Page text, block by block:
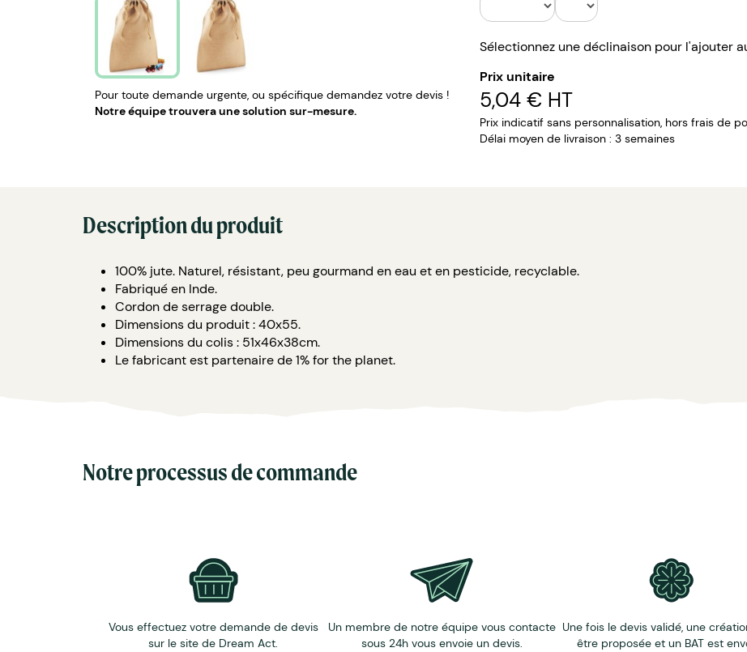
Pour toute demande urgente, ou spécifique demandez votre devis !
Notre équipe trouvera une solution sur-mesure.
Sélectionnez une déclinaison pour l'ajouter
Prix unitaire
5,04 € HT
Prix indicatif sans personnalisation, hors frais de
Délai moyen de livraison : 3 semaines
Description du produit
100% jute. Naturel, résistant, peu gourmand en eau et en pesticide, recyclable.
Fabriqué en Inde.
Cordon de serrage double.
Dimensions du produit : 40x55.
Dimensions du colis : 51x46x38cm.
Le fabricant est partenaire de 1% for the planet.
Notre processus de commande
Vous effectuez votre demande de devis
sur le site de Dream Act.
Un membre de notre équipe vous contacte
sous 24h vous envoie un devis.
Une fois le devis validé, une
être proposée et un BAT est